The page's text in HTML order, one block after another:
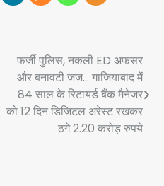
फर्जी पुलिस, नकली ED अफसर
और बनावटी जज… गाजियाबाद में
84 साल के रिटायर्ड बैंक मैनेजर
को 12 दिन डिजिटल अरेस्ट रखकर
ठगे 2.20 करोड़ रुपये